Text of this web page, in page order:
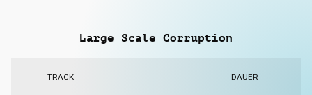
Lizenzen
Info
Large Scale Corruption
TRACK DAUER